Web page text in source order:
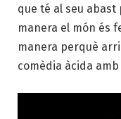
que té al seu
manera el món és
manera perquè
comèdia àcida